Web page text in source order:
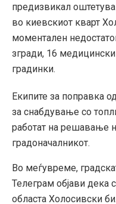
предизвикал
во киевскиот кварт
моментален
згради, 16
градинки.
Екипите за поправка
за снабдување со
работат на решавање
градоначалникот.
Во меѓувреме,
Телеграм објави дека
областа Холосивски